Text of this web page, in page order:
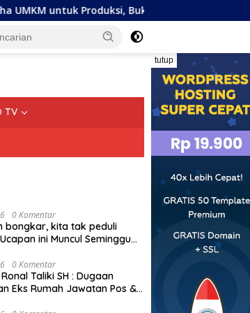
Bukan Konsumsi
tutup
TV
0 Komentar
bongkar, kita tak peduli
ini Muncul Seminggu
Gorontalo
0 Komentar
Taliki SH : Dugaan
Eks Rumah Jawatan Pos &